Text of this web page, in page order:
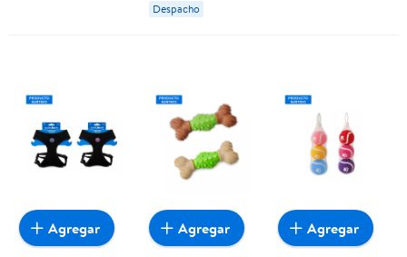
Despacho
Agregar Agregar Agregar